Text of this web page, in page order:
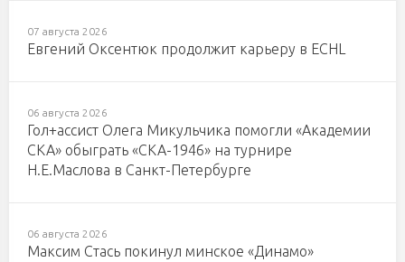
07 августа 2026
Евгений Оксентюк продолжит карьеру в ECHL
06 августа 2026
Гол+ассист Олега Микульчика помогли «Академии
СКА» обыграть «СКА-1946» на турнире
Н.Е.Маслова в Санкт-Петербурге
06 августа 2026
Максим Стась покинул минское «Динамо»